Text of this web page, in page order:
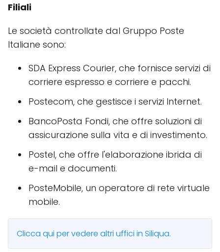
Filiali
Le società controllate dal Gruppo Poste
Italiane sono:
SDA Express Courier, che fornisce servizi di
corriere espresso e corriere e pacchi.
Postecom, che gestisce i servizi Internet.
BancoPosta Fondi, che offre soluzioni di
assicurazione sulla vita e di investimento.
Postel, che offre l'elaborazione ibrida di
e-mail e documenti.
PosteMobile, un operatore di rete virtuale
mobile.
Clicca qui per vedere altri uffici in Siliqua.